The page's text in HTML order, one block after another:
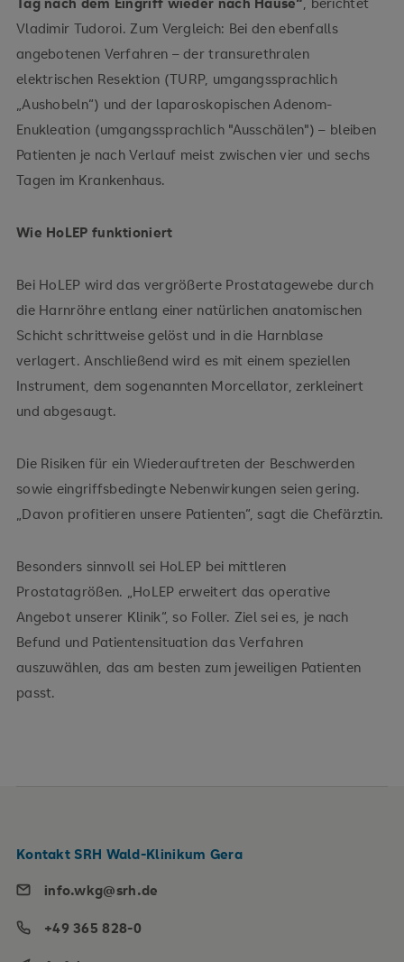
Vladimir Tudoroi. Zum Vergleich: Bei den ebenfalls
angebotenen Verfahren – der transurethralen
elektrischen Resektion (TURP, umgangssprachlich
„Aushobeln“) und der laparoskopischen Adenom-
Enukleation (umgangssprachlich "Ausschälen") – bleiben
Patienten je nach Verlauf meist zwischen vier und sechs
Tagen im Krankenhaus.
Wie HoLEP funktioniert
Bei HoLEP wird das vergrößerte Prostatagewebe durch
die Harnröhre entlang einer natürlichen anatomischen
Schicht schrittweise gelöst und in die Harnblase
verlagert. Anschließend wird es mit einem speziellen
Instrument, dem sogenannten Morcellator, zerkleinert
und abgesaugt.
Die Risiken für ein Wiederauftreten der Beschwerden
sowie eingriffsbedingte Nebenwirkungen seien gering.
„Davon profitieren unsere Patienten“, sagt die Chefärztin.
Besonders sinnvoll sei HoLEP bei mittleren
Prostatagrößen. „HoLEP erweitert das operative
Angebot unserer Klinik“, so Foller. Ziel sei es, je nach
Befund und Patientensituation das Verfahren
auszuwählen, das am besten zum jeweiligen Patienten
passt.
Kontakt SRH Wald-Klinikum Gera
info.wkg@srh.de
+49 365 828-0